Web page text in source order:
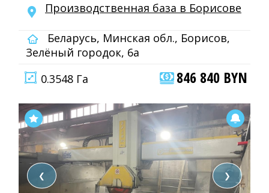
Производственная база в Борисове
Беларусь, Минская обл., Борисов,
Зелёный городок, 6а
0.3548 Га
846 840 BYN
❮ ❯